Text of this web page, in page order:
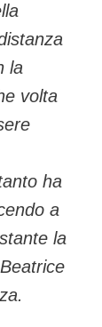
la
volta
ha
a
la